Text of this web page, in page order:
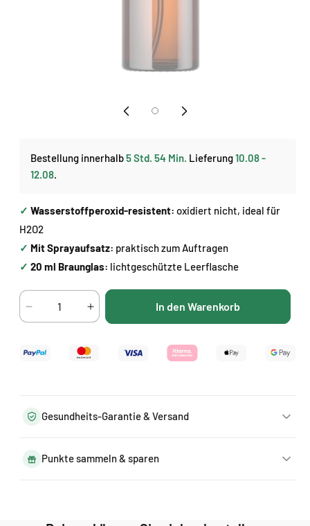
Bestellung innerhalb5 Std. 54 Min. Lieferung10.08 -
12.08.
✓ Wasserstoffperoxid-resistent: oxidiert nicht, ideal für
H2O2
✓ Mit Sprayaufsatz: praktisch zum Auftragen
✓ 20 ml Braunglas: lichtgeschützte Leerflasche
Verringere
die
für
Erhöhe
die
für
In den Warenkorb
Gesundheits-Garantie & Versand
Punkte sammeln & sparen